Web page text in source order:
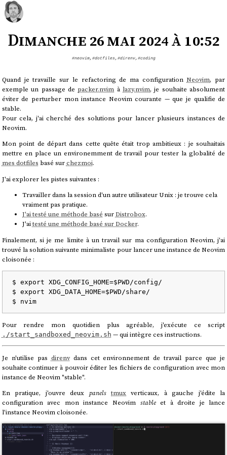
Dimanche 26 mai 2024 à 10:52
#neovim, #dotfiles, #direnv, #coding
Quand je travaille sur le refactoring de ma configurationNeovim, par
exemple un passage de packer.nvim à lazy.nvim, je souhaite absolument
éviter de perturber mon instance Neovim courante — que je qualifie de
stable.
Pour cela, j'ai cherché des solutions pour lancer plusieurs instances de
Neovim.
Mon point de départ dans cette quête était trop ambitieux : je souhaitais
mettre en place un environemment de travail pour tester la globalité de
mes dotfiles basé surchezmoi.
J'ai explorer les pistes suivantes :
Travailler dans la session d'un autre utilisateur Unix : je trouve cela
vraiment pas pratique.
J'ai testé une méthode basé surDistrobox.
J'aitesté une méthode basé sur Docker.
Finalement, si je me limite à un travail sur ma configuration Neovim, j'ai
trouvé la solution suivante minimaliste pour lancer une instance de Neovim
cloisonée :
$ export XDG_CONFIG_HOME=$PWD/config/
$ export XDG_DATA_HOME=$PWD/share/
$ nvim
Pour rendre mon quotidien plus agréable, j'exécute ce script
./start_sandboxed_neovim.sh — qui intègre ces instructions.
Je n'utilise pas direnvdans cet environnement de travail parce que je
souhaite continuer à pouvoir éditer les fichiers de configuration avec mon
instance de Neovim "stable".
En pratique, j'ouvre deux panels tmux verticaux, à gauche j'édite la
configuration avec mon instance Neovim stableet à droite je lance
l'instance Neovim cloisonée.